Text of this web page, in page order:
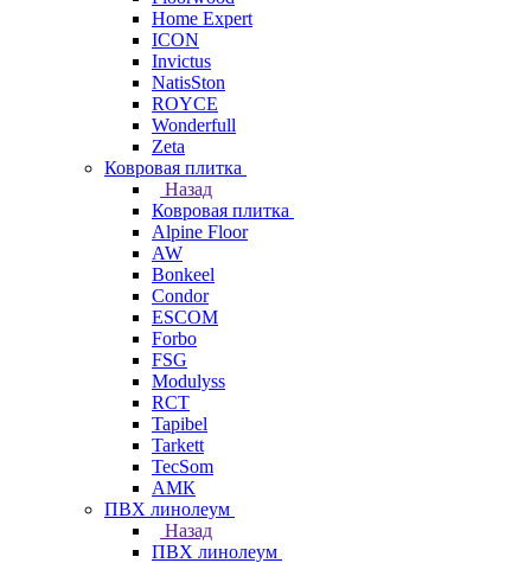
Home Expert
ICON
Invictus
NatisSton
ROYCE
Wonderfull
Zeta
Ковровая плитка
Назад
Ковровая плитка
Alpine Floor
AW
Bonkeel
Condor
ESCOM
Forbo
FSG
Modulyss
RCT
Tapibel
Tarkett
TecSom
АМК
ПВХ линолеум
Назад
ПВХ линолеум